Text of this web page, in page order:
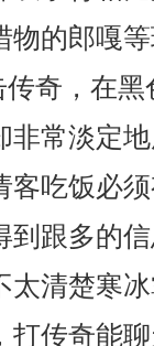
的郎嘎
奇，在黑
常淡定
客吃饭必
跟多的
清楚寒
传奇能